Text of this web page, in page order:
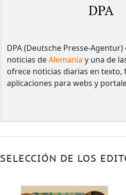
DPA
DPA (Deutsche Presse-
noticias deAlemania y una de
ofrece noticias diarias en
aplicaciones para webs y
SELECCIÓN DE LOS